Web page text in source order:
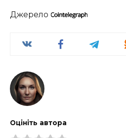
Джерело
Оцініть автора